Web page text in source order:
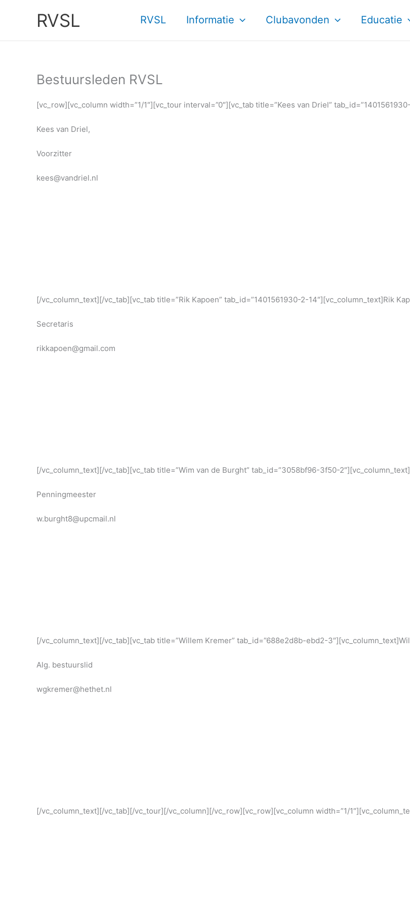
inhoud
RVSL RVSL Informatie Clubavonden Educatie
Bestuursleden RVSL
[vc_row][vc_column width=”1/1″][vc_tour interval=”0″][vc_tab title=”Kees van Driel”
Kees van Driel,
Voorzitter
kees@vandriel.nl
[/vc_column_text][/vc_tab][vc_tab title=”Rik Kapoen” tab_id=”1401561930-2-14″][vc_column_text]Rik
Secretaris
rikkapoen@gmail.com
[/vc_column_text][/vc_tab][vc_tab title=”Wim van de Burght” tab_id=”3058bf96-3f50-
Penningmeester
w.burght8@upcmail.nl
[/vc_column_text][/vc_tab][vc_tab title=”Willem Kremer” tab_id=”688e2d8b-ebd2-
Alg. bestuurslid
wgkremer@hethet.nl
[/vc_column_text][/vc_tab][/vc_tour][/vc_column][/vc_row][vc_row][vc_column width=”1/